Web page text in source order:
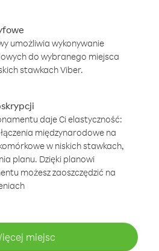
umożliwia wykonywanie
do wybranego miejsca
stawkach Viber.
daje Ci elastyczność:
międzynarodowe na
w niskich stawkach,
planu. Dzięki planowi
możesz zaoszczędzić na
miejsc